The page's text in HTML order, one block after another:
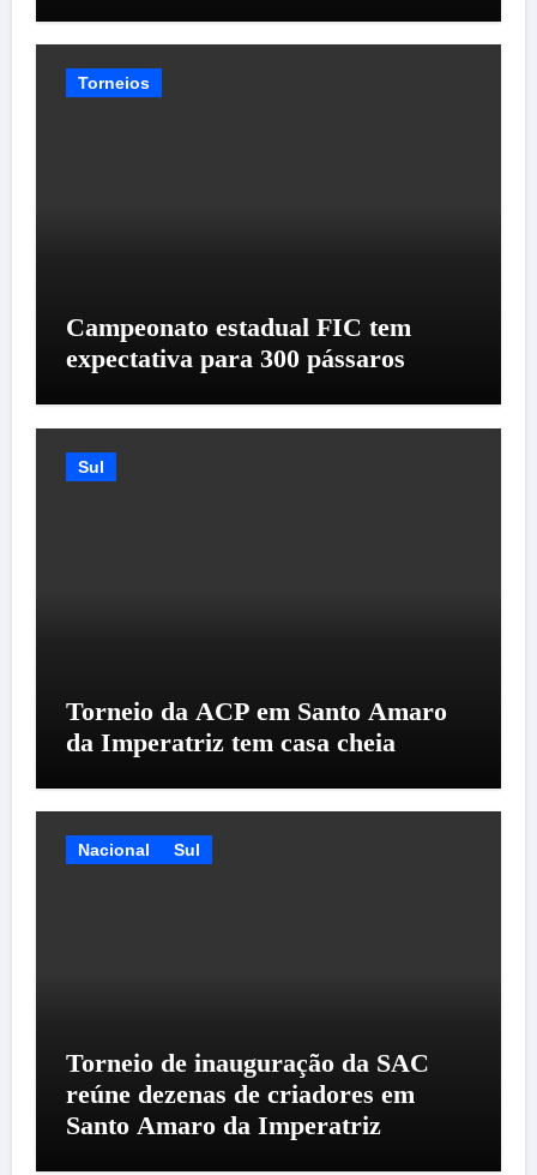
Torneios
Campeonato estadual FIC tem
expectativa para 300 pássaros
Sul
Torneio da ACP em Santo Amaro
da Imperatriz tem casa cheia
Nacional Sul
Torneio de inauguração da SAC
reúne dezenas de criadores em
Santo Amaro da Imperatriz